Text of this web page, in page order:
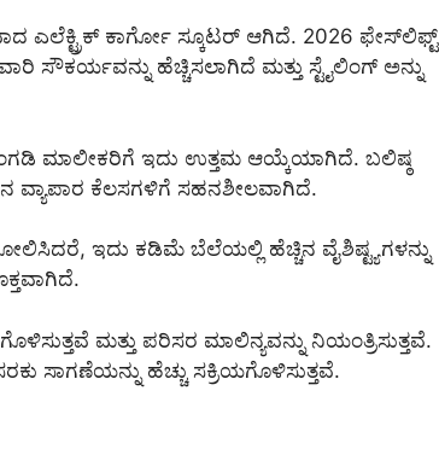
ಎಲೆಕ್ಟ್ರಿಕ್ ಕಾರ್ಗೋ ಸ್ಕೂಟರ್ ಆಗಿದೆ. 2026 ಫೇಸ್‌ಲಿಫ್ಟ್
ಸೌಕರ್ಯವನ್ನು ಹೆಚ್ಚಿಸಲಾಗಿದೆ ಮತ್ತು ಸ್ಟೈಲಿಂಗ್ ಅನ್ನು
ಮಾಲೀಕರಿಗೆ ಇದು ಉತ್ತಮ ಆಯ್ಕೆಯಾಗಿದೆ. ಬಲಿಷ್ಠ
ವ್ಯಾಪಾರ ಕೆಲಸಗಳಿಗೆ ಸಹನಶೀಲವಾಗಿದೆ.
ಇದು ಕಡಿಮೆ ಬೆಲೆಯಲ್ಲಿ ಹೆಚ್ಚಿನ ವೈಶಿಷ್ಟ್ಯಗಳನ್ನು
ಮತ್ತು ಪರಿಸರ ಮಾಲಿನ್ಯವನ್ನು ನಿಯಂತ್ರಿಸುತ್ತವೆ.
ಸಾಗಣೆಯನ್ನು ಹೆಚ್ಚು ಸಕ್ರಿಯಗೊಳಿಸುತ್ತವೆ.